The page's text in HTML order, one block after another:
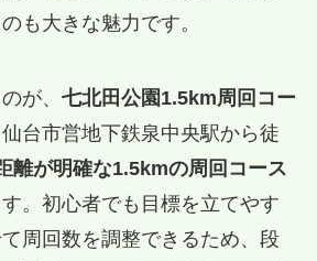
も大きな魅力です。
が、 七北田公園1.5km周回コー
仙台市営地下鉄泉中央駅から徒
離が明確な1.5kmの周回コース
。初心者でも目標を立てやす
周回数を調整できるため、段